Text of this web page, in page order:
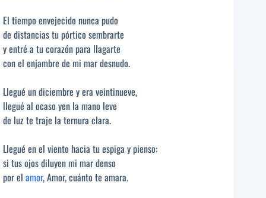
El tiempo envejecido nunca pudo
de distancias tu pórtico sembrarte
y entré a tu corazón para llagarte
con el enjambre de mi mar desnudo.
Llegué un diciembre y era veintinueve,
llegué al ocaso yen la mano leve
de luz te traje la ternura clara.
Llegué en el viento hacia tu espiga y pienso:
si tus ojos diluyen mi mar denso
por el amor, Amor, cuánto te amara.